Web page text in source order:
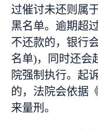
过催讨未还则属
黑名单。逾期超
不还款的，银行
名单)，同时还会
院强制执行。起
的，法院会依据
来量刑。